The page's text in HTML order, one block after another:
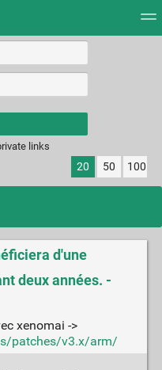
results.
links
20 50 100
d'une
deux années. -
xenomai ->
patches/v3.x/arm/